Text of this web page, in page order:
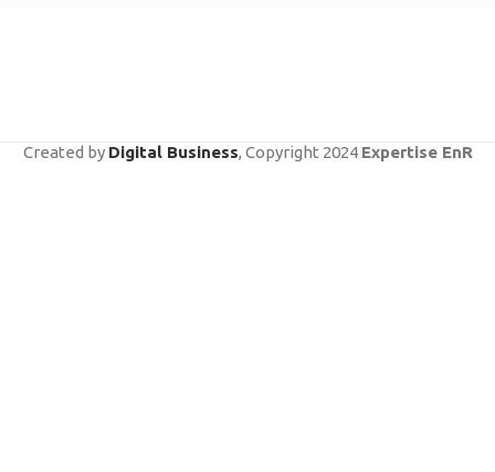
Created by Digital Business, Copyright 2024 Expertise EnR